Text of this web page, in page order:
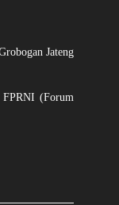
Jateng
FPRNI (Forum